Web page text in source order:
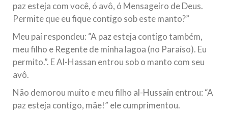
paz esteja com você, ó avô, ó Mensageiro de Deus.
Permite que eu fique contigo sob este manto?”
Meu pai respondeu: “A paz esteja contigo também,
meu filho e Regente de minha lagoa (no Paraíso). Eu
permito.”. E Al-Hassan entrou sob o manto com seu
avô.
Não demorou muito e meu filho al-Hussain entrou: “A
paz esteja contigo, mãe!” ele cumprimentou.